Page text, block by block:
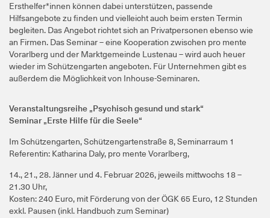
Ersthelfer*innen können dabei unterstützen, passende
Hilfsangebote zu finden und vielleicht auch beim ersten Termin
begleiten. Das Angebot richtet sich an Privatpersonen ebenso wie
an Firmen. Das Seminar – eine Kooperation zwischen pro mente
Vorarlberg und der Marktgemeinde Lustenau – wird auch heuer
wieder im Schützengarten angeboten. Für Unternehmen gibt es
außerdem die Möglichkeit von Inhouse-Seminaren.
Veranstaltungsreihe „Psychisch gesund und stark“
Seminar „Erste Hilfe für die Seele“
Im Schützengarten, Schützengartenstraße 8, Seminarraum 1
Referentin: Katharina Daly, pro mente Vorarlberg,
14., 21., 28. Jänner und 4. Februar 2026, jeweils mittwochs 18 –
21.30 Uhr,
Kosten: 240 Euro, mit Förderung von der ÖGK 65 Euro, 12 Stunden
exkl. Pausen (inkl. Handbuch zum Seminar)